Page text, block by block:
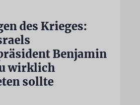
des Krieges:
Benjamin
wirklich
sollte